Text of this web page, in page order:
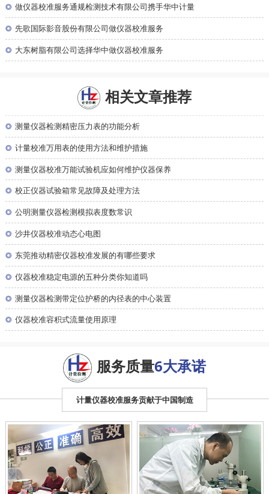
◎ 做仪器校准服务通规检测技术有限公司携手华中计量
◎ 先歌国际影音股份有限公司做仪器校准服务
◎ 大东树脂有限公司选择华中做仪器校准服务
相关文章推荐
◎ 测量仪器检测精密压力表的功能分析
◎ 计量校准万用表的使用方法和维护措施
◎ 测量仪器校准万能试验机应如何维护仪器保养
◎ 校正仪器试验箱常见故障及处理方法
◎ 公明测量仪器检测模拟表度数常识
◎ 沙井仪器校准动态心电图
◎ 东莞推动精密仪器校准发展的有哪些要求
◎ 仪器校准稳定电源的五种分类你知道吗
◎ 测量仪器检测带定位护桥的内径表的中心装置
◎ 仪器校准容积式流量使用原理
服务质量6大承诺
计量仪器校准服务贡献于中国制造